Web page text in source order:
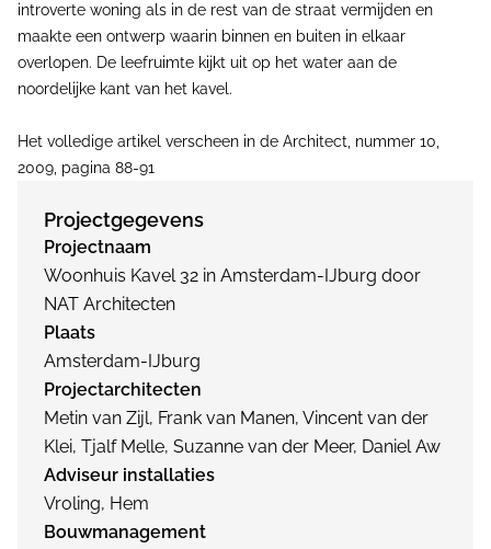
introverte woning als in de rest van de straat vermijden en
maakte een ontwerp waarin binnen en buiten in elkaar
overlopen. De leefruimte kijkt uit op het water aan de
noordelijke kant van het kavel.
Het volledige artikel verscheen in de Architect, nummer 10,
2009, pagina 88-91
Projectgegevens
Projectnaam
Woonhuis Kavel 32 in Amsterdam-IJburg door
NAT Architecten
Plaats
Amsterdam-IJburg
Projectarchitecten
Metin van Zijl, Frank van Manen, Vincent van der
Klei, Tjalf Melle, Suzanne van der Meer, Daniel Aw
Adviseur installaties
Vroling, Hem
Bouwmanagement